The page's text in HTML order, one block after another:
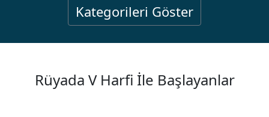
Kategorileri Göster
Rüyada V Harfi İle Başlayanlar